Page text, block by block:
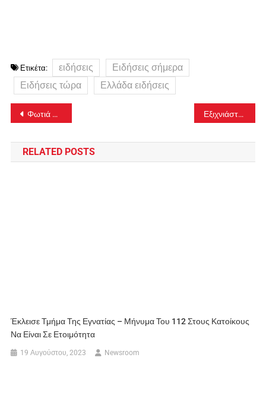
Ετικέτα: ειδήσεις
Ειδήσεις σήμερα
Ειδήσεις τώρα
Ελλάδα ειδήσεις
άρθρων
Φωτιά στην Οινόη – Σηκώθηκαν 8 αεροσκάφη και δύο ελικόπτερα Εξιχνιάστηκε απόπειρα ανθρωποκτονίας σε βάρος κοσμηματοπώλη και ληστεία με λεία 310.000 ευρώ
RELATED POSTS
Έκλεισε Τμήμα Της Εγνατίας – Μήνυμα Του 112 Στους Κατοίκους
Να Είναι Σε Ετοιμότητα
19 Αυγούστου, 2023 Newsroom